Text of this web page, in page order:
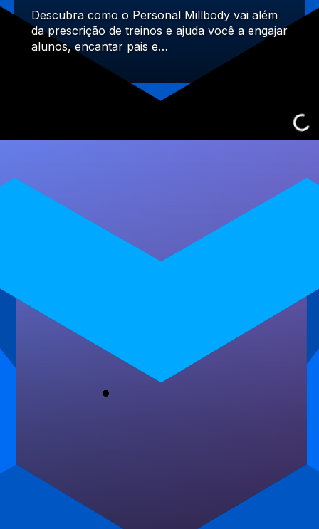
Descubra como o Personal Millbody vai além
da prescrição de treinos e ajuda você a engajar
alunos, encantar pais e…